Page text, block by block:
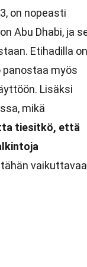
on nopeasti
Abu Dhabi, ja
Etihadilla on
panostaa myös
Lisäksi
mikä
tiesitkö, että